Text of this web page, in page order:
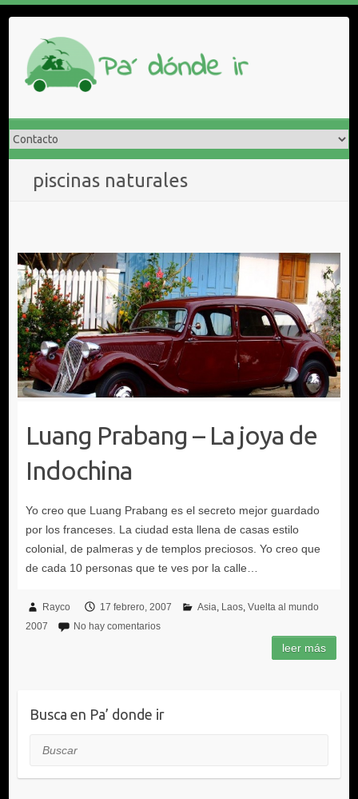
contenido
piscinas naturales
Luang Prabang – La joya de
Indochina
Rayco 17 febrero, 2007 Asia Laos Vuelta al mundo
2007
No hay comentarios
Busca en Pa’ donde ir
Buscar